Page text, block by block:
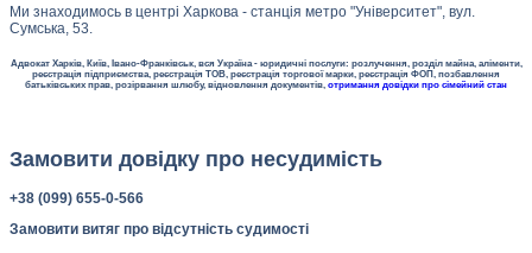
Ми знаходимось в центрі Харкова - станція метро "Університет", вул.
Сумська, 53.
Адвокат Харків, Київ, Івано-Франківськ, вся Україна - юридичні послуги: розлучення, розділ майна, аліменти,
реєстрація підприємства, реєстрація ТОВ, реєстрація торгової марки, реєстрація ФОП, позбавлення
батьківських прав, розірвання шлюбу, відновлення документів, отримання довідки про сімейний стан
Замовити довідку про несудимість
+38 (099) 655-0-566
Замовити витяг про відсутність судимості